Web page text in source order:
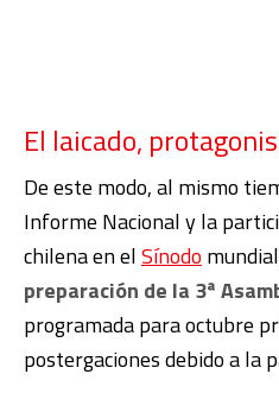
El laicado,
De este modo, al mismo
Informe Nacional y la
chilena en elSínodo
preparación de la 3ª
programada para octubre
postergaciones debido a la